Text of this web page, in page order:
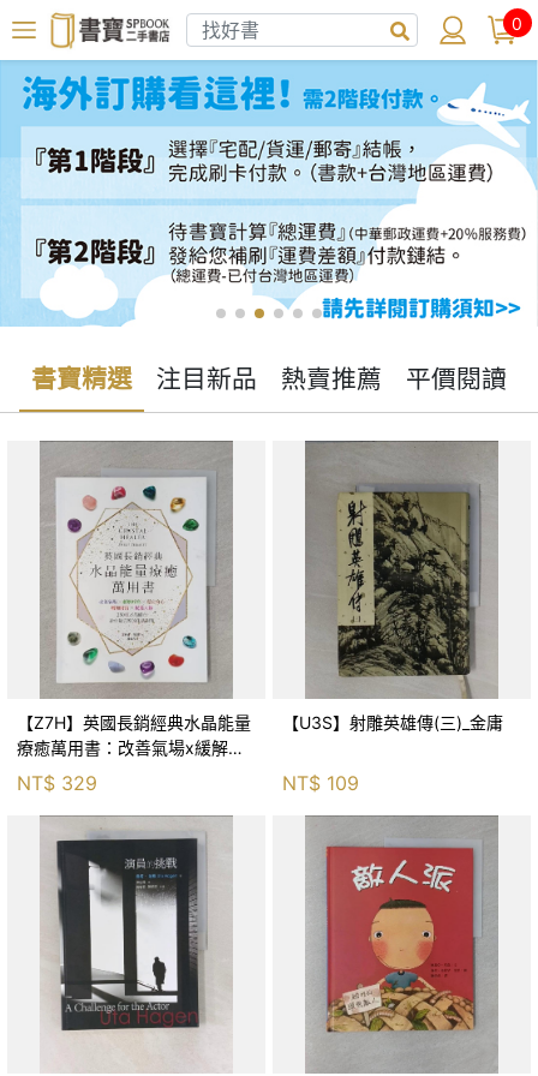
0
書寶精選 注目新品 熱賣推薦 平價閱讀
【Z7H】英國長銷經典水晶能量
療癒萬用書：改善氣場x緩解疼
痛x穩定身心x增加財富x促進人
緣，250種水晶礦石給你最完整
的生活對策_菲利
NT$ 329
【U3S】射雕英雄傳(三)_金庸
NT$ 109